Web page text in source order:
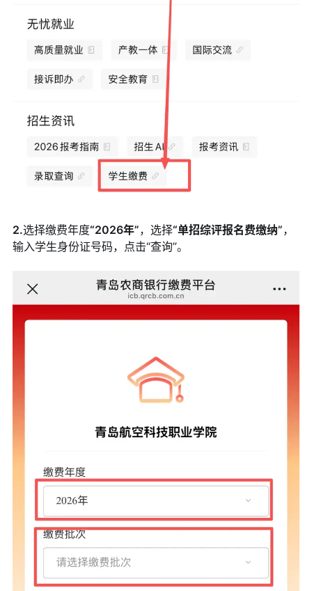
2.选择缴费年度“2026年”，选择“单招综评报名费缴纳”，
输入学生身份证号码，点击“查询”。